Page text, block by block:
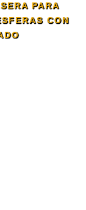
PARA
CON